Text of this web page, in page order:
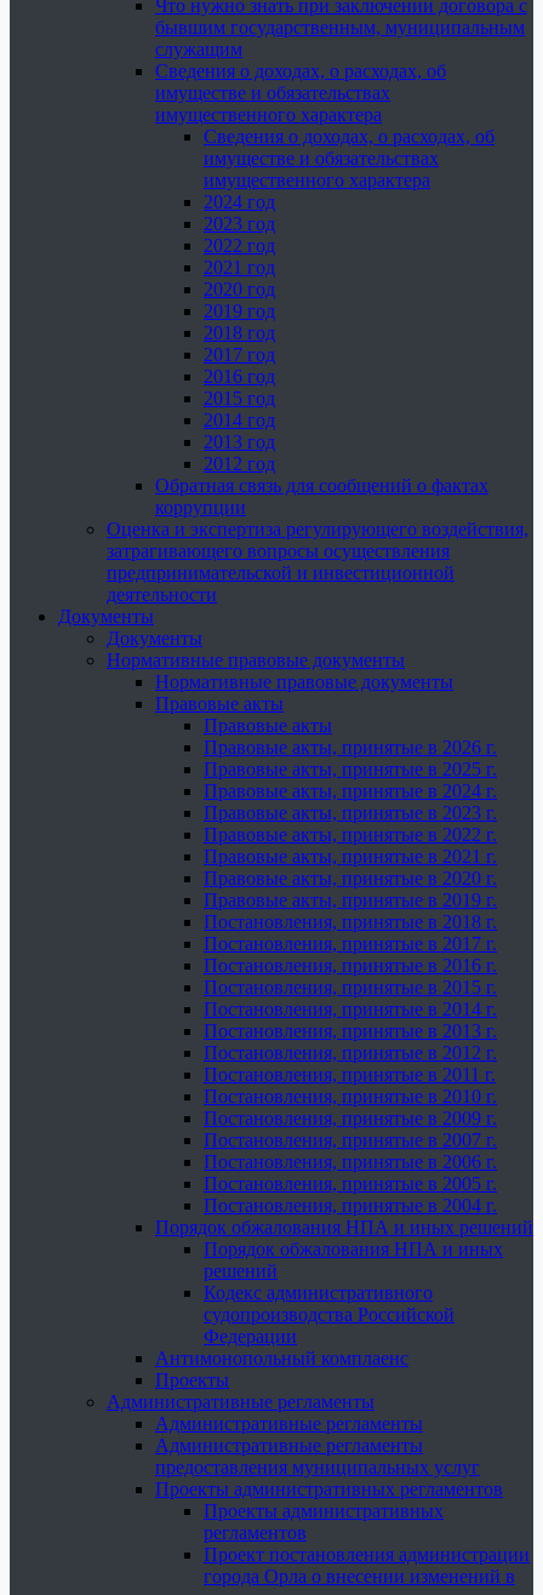
Что нужно знать при заключении договора с
бывшим государственным, муниципальным
служащим
Сведения о доходах, о расходах, об
имуществе и обязательствах
имущественного характера
Сведения о доходах, о расходах, об
имуществе и обязательствах
имущественного характера
2024 год
2023 год
2022 год
2021 год
2020 год
2019 год
2018 год
2017 год
2016 год
2015 год
2014 год
2013 год
2012 год
Обратная связь для сообщений о фактах
коррупции
Оценка и экспертиза регулирующего воздействия,
затрагивающего вопросы осуществления
предпринимательской и инвестиционной
деятельности
Документы
Документы
Нормативные правовые документы
Нормативные правовые документы
Правовые акты
Правовые акты
Правовые акты, принятые в 2026 г.
Правовые акты, принятые в 2025 г.
Правовые акты, принятые в 2024 г.
Правовые акты, принятые в 2023 г.
Правовые акты, принятые в 2022 г.
Правовые акты, принятые в 2021 г.
Правовые акты, принятые в 2020 г.
Правовые акты, принятые в 2019 г.
Постановления, принятые в 2018 г.
Постановления, принятые в 2017 г.
Постановления, принятые в 2016 г.
Постановления, принятые в 2015 г.
Постановления, принятые в 2014 г.
Постановления, принятые в 2013 г.
Постановления, принятые в 2012 г.
Постановления, принятые в 2011 г.
Постановления, принятые в 2010 г.
Постановления, принятые в 2009 г.
Постановления, принятые в 2007 г.
Постановления, принятые в 2006 г.
Постановления, принятые в 2005 г.
Постановления, принятые в 2004 г.
Порядок обжалования НПА и иных решений
Порядок обжалования НПА и иных
решений
Кодекс административного
судопроизводства Российской
Федерации
Антимонопольный комплаенс
Проекты
Административные регламенты
Административные регламенты
Административные регламенты
предоставления муниципальных услуг
Проекты административных регламентов
Проекты административных
регламентов
Проект постановления администрации
города Орла о внесении изменений в